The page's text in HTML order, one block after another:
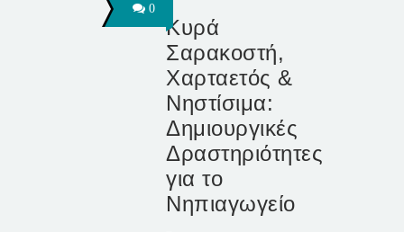
0
Κυρά
Σαρακοστή,
Χαρταετός &
Νηστίσιμα:
Δημιουργικές
Δραστηριότητες
για το
Νηπιαγωγείο